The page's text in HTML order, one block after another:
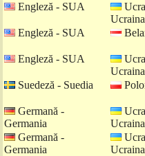
Engleză - SUA
Ucraina
Engleză - SUA
Engleză - SUA
Ucraina
Suedeză - Suedia
Germană -
Germania
Ucraina
Germană -
Germania
Ucraina